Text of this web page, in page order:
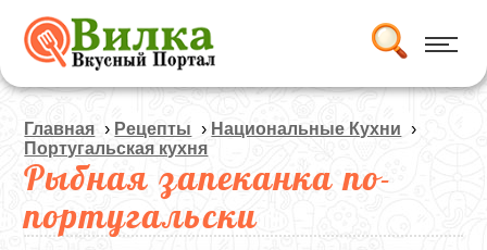
Главная › Рецепты › Национальные Кухни ›
Португальская кухня
Рыбная запеканка по-
португальски